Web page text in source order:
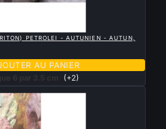
PETROLEI - AUTUNIEN - AUTUN,
AU PANIER
6 par 3.5 cm (+2)